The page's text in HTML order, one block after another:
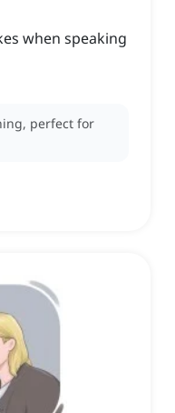
when speaking
perfect for